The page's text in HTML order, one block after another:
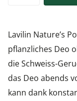
Lavilin Nature’s
pflanzliches Deo
die Schweiss-
das Deo abends
kann dank